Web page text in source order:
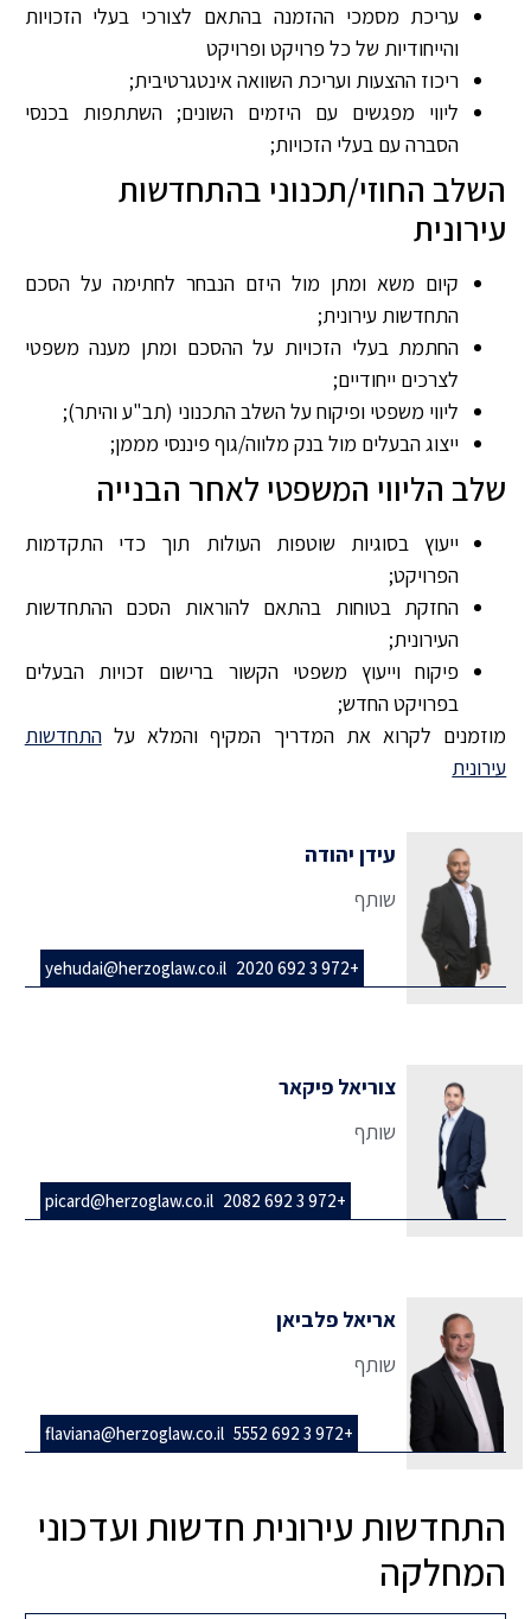
עריכת מסמכי ההזמנה בהתאם לצורכי בעלי הזכויות
והייחודיות של כל פרויקט ופרויקט
ריכוז ההצעות ועריכת השוואה אינטגרטיבית;
ליווי מפגשים עם היזמים השונים; השתתפות בכנסי
הסברה עם בעלי הזכויות;
השלב החוזי/תכנוני בהתחדשות
עירונית
קיום משא ומתן מול היזם הנבחר לחתימה על הסכם
התחדשות עירונית;
החתמת בעלי הזכויות על ההסכם ומתן מענה משפטי
לצרכים ייחודיים;
ליווי משפטי ופיקוח על השלב התכנוני (תב"ע והיתר);
ייצוג הבעלים מול בנק מלווה/גוף פיננסי מממן;
שלב הליווי המשפטי לאחר הבנייה
ייעוץ בסוגיות שוטפות העולות תוך כדי התקדמות
הפרויקט;
החזקת בטוחות בהתאם להוראות הסכם ההתחדשות
העירונית;
פיקוח וייעוץ משפטי הקשור ברישום זכויות הבעלים
בפרויקט החדש;
מוזמנים לקרוא את המדריך המקיף והמלא עלהתחדשות
עירונית
עידן יהודה
שותף
+972 3 692 2020
yehudai@herzoglaw.co.il
צוריאל פיקאר
שותף
+972 3 692 2082
picard@herzoglaw.co.il
אריאל פלביאן
שותף
+972 3 692 5552
flaviana@herzoglaw.co.il
התחדשות עירונית חדשות ועדכוני
המחלקה